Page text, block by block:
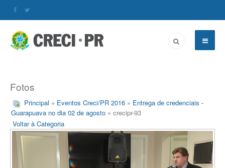
Fotos
Principal » Eventos Creci/PR 2016 » Entrega de credenciais -
Guarapuava no dia 02 de agosto » crecipr-93
Voltar à Categoria